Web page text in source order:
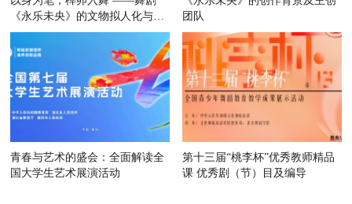
《永乐未央》的文物拟人化与东
方美
团队
青春与艺术的盛会：全面解读全
国大学生艺术展演活动
第十三届“桃李杯”优秀教师精品
课 优秀剧（节）目及编导